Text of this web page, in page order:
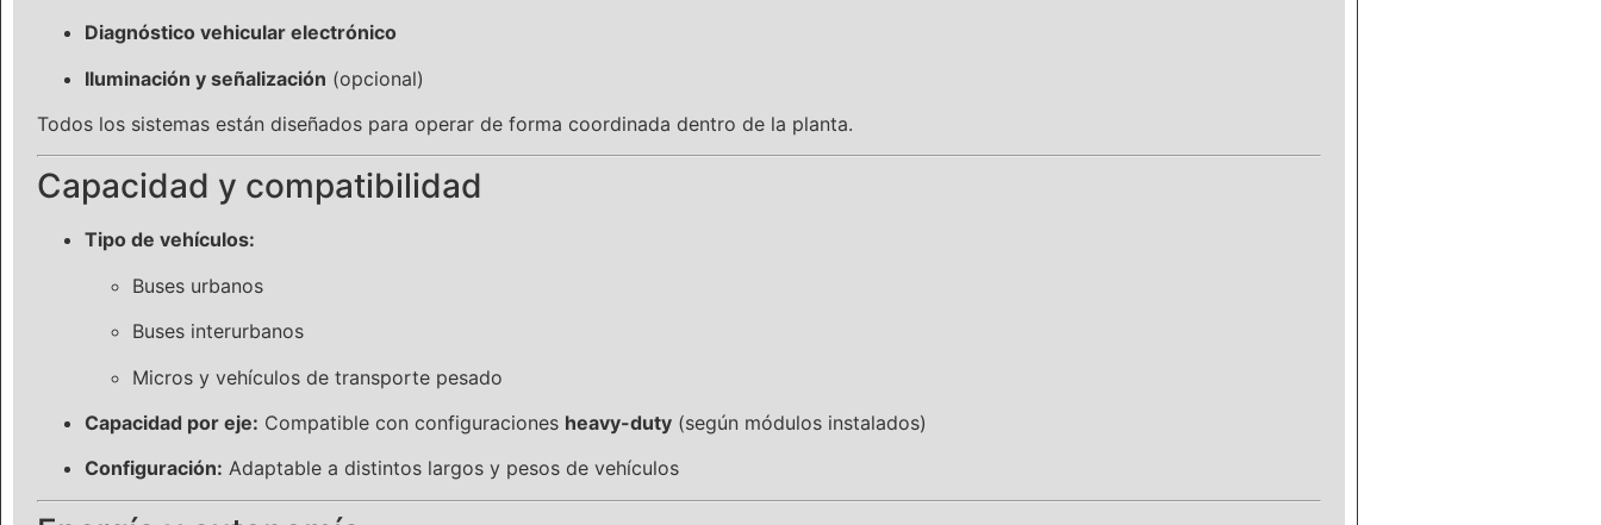
Diagnóstico vehicular electrónico
Iluminación y señalización (opcional)
Todos los sistemas están diseñados para operar de forma coordinada dentro de la planta.
Capacidad y compatibilidad
Tipo de vehículos:
Buses urbanos
Buses interurbanos
Micros y vehículos de transporte pesado
Capacidad por eje: Compatible con configuraciones heavy-duty (según módulos instalados)
Configuración: Adaptable a distintos largos y pesos de vehículos